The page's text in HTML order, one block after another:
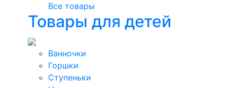
Все товары
Товары для детей
Ванночки
Горшки
Ступеньки